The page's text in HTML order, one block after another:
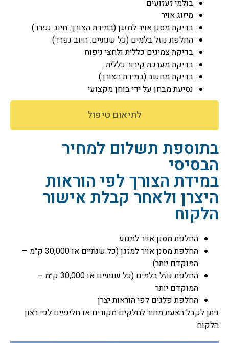
בולמי זעזועים
מיזוג אויר
בדיקת מסנן אויר למזגן (במידת הצורך. חיוב נפרד)
החלפת נוזל בלמים (כל שנתיים. חיוב נפרד)
בדיקת צמיגים כללית ולחצי ניפוח
בדיקת מערכת קירור כללית
בדיקת מחשב (במידת הצורך)
נסיעת מבחן על ידי בוחן מקצועי
לתיאום טיפול
בתוספת תשלום למחיר
הבסיסי
במידת הצורך לפי הוראות
היצרן ולאחר קבלת אישור
הלקוח
החלפת מסנן אויר למנוע
החלפת מסנן אויר למזגן (כל שנתיים או 30,000 ק״מ –
המוקדם יותר)
החלפת נוזל בלמים (כל שנתיים או 30,000 ק״מ –
המוקדם יותר
החלפת פלגים לפי הוראות יצרן
ניתן לקבל הצעת מחיר לחלקים מקורים או חליפיים לפי רצון
הלקוח